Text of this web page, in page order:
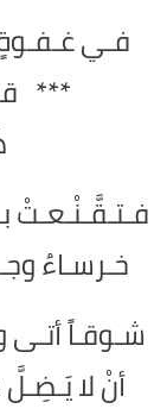
فـي غـفـوةٍ
***
فـتـقَّـنْـعـتْ
خـرسـاءُ
شـوقـاً أتـى
أنْ لا يَـضِـلَّ